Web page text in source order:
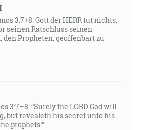
3,7+8: Gott der HERR tut nichts,
seinen Ratschluss seinen
den Propheten, geoffenbart zu
3:7–8: “Surely the LORD God will
but revealeth his secret unto his
prophets!”